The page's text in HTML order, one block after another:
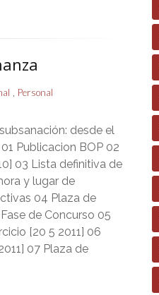
, Personal
desde el
Publicacion BOP 02
03 Lista definitiva de
y lugar de
04 Plaza de
de Concurso 05
[20 5 2011] 06
07 Plaza de